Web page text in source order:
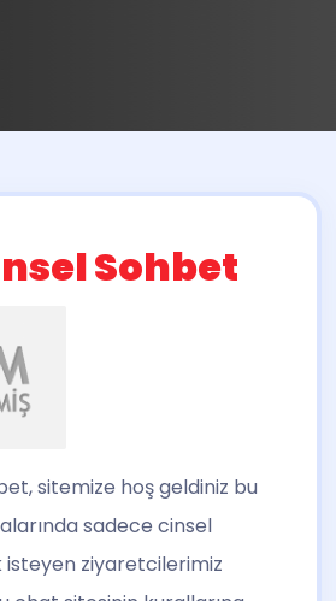
Sohbet
, sitemize hoş geldiniz bu
sadece cinsel
ziyaretcilerimiz